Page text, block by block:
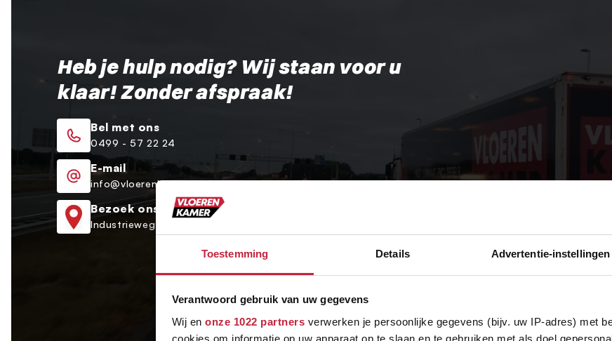
Toestemming Details Advertentie-instellingen
Verantwoord gebruik van uw gegevens
Wij en onze 1022 partners verwerken je persoonlijke gegevens (bijv. uw IP-adres) met
cookies om informatie op uw apparaat op te slaan en te gebruiken met als doel
Heb je hulp nodig? Wij staan voor u
klaar! Zonder afspraak!
Bel met ons
0499 - 57 22 24
E-mail
info@vloerenkamer.nl
Bezoek ons
Industrieweg 9a Oirschot